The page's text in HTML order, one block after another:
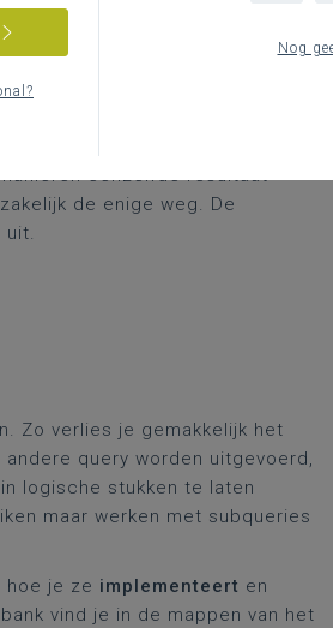
eenzelfde resultaat
de enige weg. De
uit.
Zo verlies je gemakkelijk het
query worden uitgevoerd,
logische stukken te laten
maar werken met subqueries
hoe je ze implementeert en
vind je in de mappen van het
Nog